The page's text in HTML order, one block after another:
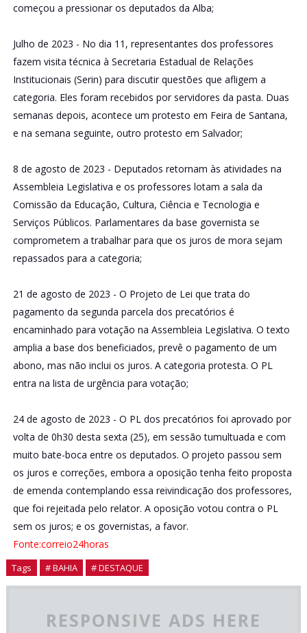
começou a pressionar os deputados da Alba;
Julho de 2023 - No dia 11, representantes dos professores
fazem visita técnica à Secretaria Estadual de Relações
Institucionais (Serin) para discutir questões que afligem a
categoria. Eles foram recebidos por servidores da pasta. Duas
semanas depois, acontece um protesto em Feira de Santana,
e na semana seguinte, outro protesto em Salvador;
8 de agosto de 2023 - Deputados retornam às atividades na
Assembleia Legislativa e os professores lotam a sala da
Comissão da Educação, Cultura, Ciência e Tecnologia e
Serviços Públicos. Parlamentares da base governista se
comprometem a trabalhar para que os juros de mora sejam
repassados para a categoria;
21 de agosto de 2023 - O Projeto de Lei que trata do
pagamento da segunda parcela dos precatórios é
encaminhado para votação na Assembleia Legislativa. O texto
amplia a base dos beneficiados, prevê o pagamento de um
abono, mas não inclui os juros. A categoria protesta. O PL
entra na lista de urgência para votação;
24 de agosto de 2023 - O PL dos precatórios foi aprovado por
volta de 0h30 desta sexta (25), em sessão tumultuada e com
muito bate-boca entre os deputados. O projeto passou sem
os juros e correções, embora a oposição tenha feito proposta
de emenda contemplando essa reivindicação dos professores,
que foi rejeitada pelo relator. A oposição votou contra o PL
sem os juros; e os governistas, a favor.
Fonte:correio24horas
Tags # BAHIA # DESTAQUE
RESPONSIVE ADS HERE